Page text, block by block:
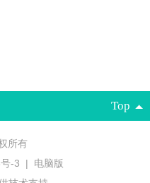
Top
所有
-3
|
电脑版